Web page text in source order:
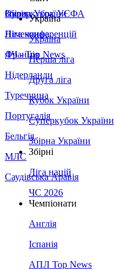
Збірна України
Італія
Німеччина
Франція
Нідерланди
Туреччина
Португалія
Бельгія
МЛС
Саудівська Аравія
Суперкубок УЄФА
Ліга конференцій
ЛЧ - Top News
Україна
Україна
Перша ліга
Друга ліга
Кубок України
Суперкубок України
Збірна України
Збірні
Ліга націй
ЧС 2026
Чемпіонати
Англія
Іспанія
АПЛ Top News